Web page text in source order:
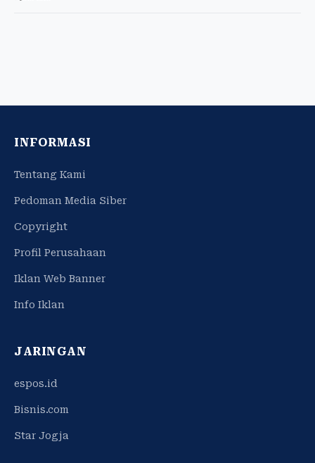
INFORMASI
Tentang Kami
Pedoman Media Siber
Copyright
Profil Perusahaan
Iklan Web Banner
Info Iklan
JARINGAN
espos.id
Bisnis.com
Star Jogja